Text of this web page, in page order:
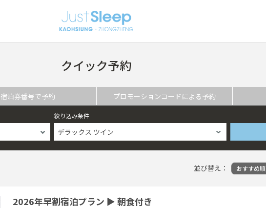
クイック予約
宿泊券番号で予約 プロモーションコードによる予約
絞り込み条件
デラックス ツイン
並び替え： おすすめ順
2026年早割宿泊プラン ▶ 朝食付き